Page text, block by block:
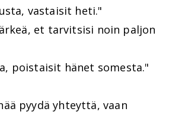
vastaisit heti."
et tarvitsisi noin paljon
poistaisit hänet somesta."
pyydä yhteyttä, vaan